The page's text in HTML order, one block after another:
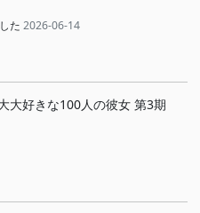
た 2026-06-14
大好きな100人の彼女 第3期